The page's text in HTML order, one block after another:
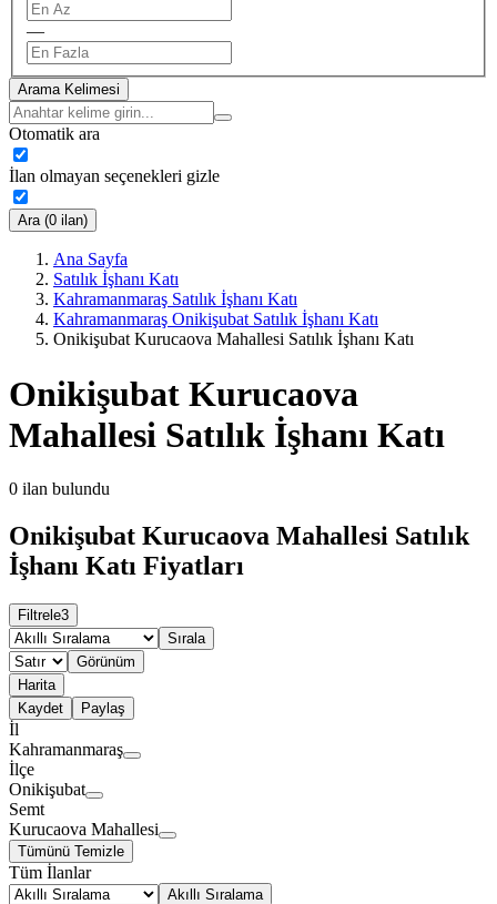
—
Arama Kelimesi
Otomatik ara
İlan olmayan seçenekleri gizle
Ara (0 ilan)
Ana Sayfa
Satılık İşhanı Katı
Kahramanmaraş Satılık İşhanı Katı
Kahramanmaraş Onikişubat Satılık İşhanı Katı
Onikişubat Kurucaova Mahallesi Satılık İşhanı Katı
Onikişubat Kurucaova
Mahallesi Satılık İşhanı Katı
0 ilan bulundu
Onikişubat Kurucaova Mahallesi Satılık
İşhanı Katı Fiyatları
Filtrele3
Sırala
Görünüm
Harita
Kaydet
Paylaş
İl
Kahramanmaraş
İlçe
Onikişubat
Semt
Kurucaova Mahallesi
Tümünü Temizle
Tüm İlanlar
Akıllı Sıralama